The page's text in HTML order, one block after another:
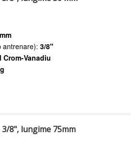
antrenare):3/8"
Crom-Vanadiu
8", lungime 75mm